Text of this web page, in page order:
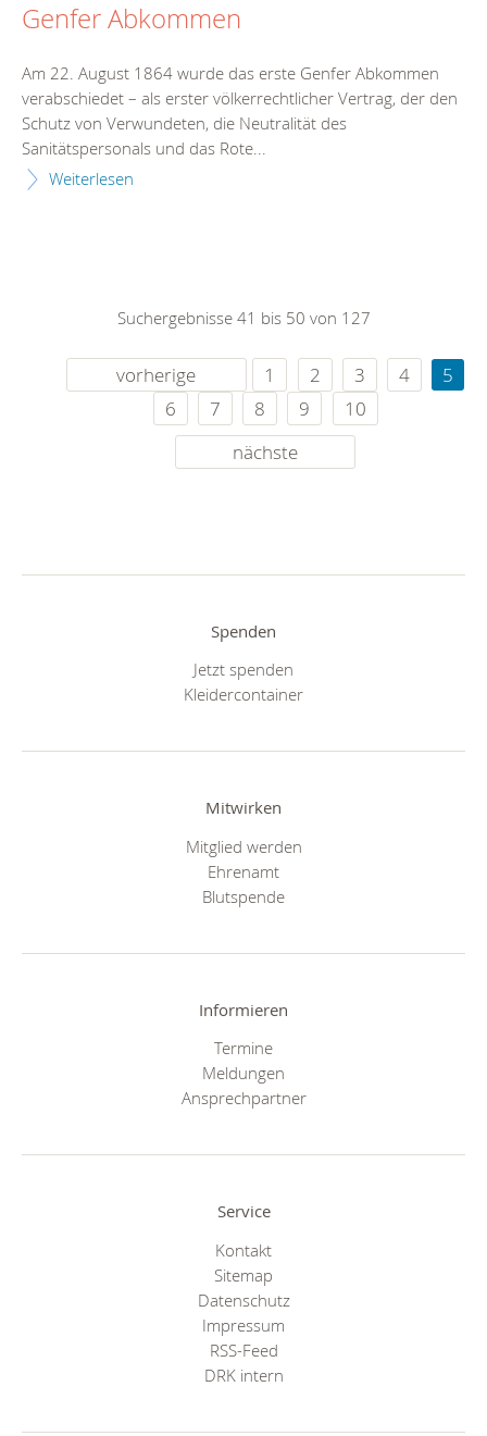
Genfer Abkommen
Am 22. August 1864 wurde das erste Genfer Abkommen
verabschiedet – als erster völkerrechtlicher Vertrag, der den
Schutz von Verwundeten, die Neutralität des
Sanitätspersonals und das Rote...
Weiterlesen
Suchergebnisse 41 bis 50 von 127
vorherige 1 2 3 4
5
6
7 8 9
10
nächste
Spenden
Jetzt spenden
Kleidercontainer
Mitwirken
Mitglied werden
Ehrenamt
Blutspende
Informieren
Termine
Meldungen
Ansprechpartner
Service
Kontakt
Sitemap
Datenschutz
Impressum
RSS-Feed
DRK intern